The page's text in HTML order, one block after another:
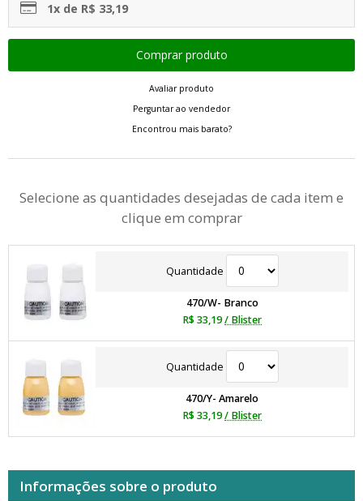
1x de R$ 33,19
Avaliar produto
Perguntar ao vendedor
Encontrou mais barato?
Selecione as quantidades desejadas de cada item e
clique em comprar
Quantidade
470/W- Branco
R$ 33,19/ Blister
Quantidade
470/Y- Amarelo
R$ 33,19/ Blister
Informações sobre o produto